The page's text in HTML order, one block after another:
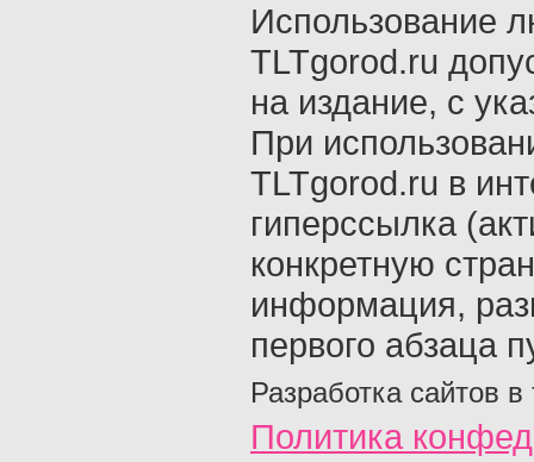
Использование
TLTgorod.ru
на издание, с
При
TLTgorod.ru в
гиперссылка
конкретную
информация,
первого абзаца
Разработка сайтов в
Политика